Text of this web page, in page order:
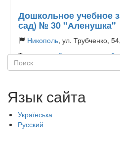
Дошкольное учебное
сад) № 30 "Аленушка"
Никополь, ул. Трубченко, 54,
Тип садика:Государственный
Поиск
Язык сайта
Українська
Русский